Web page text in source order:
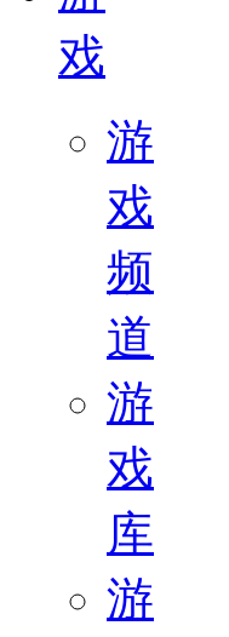
戏
游
戏
频
道
游
戏
库
游